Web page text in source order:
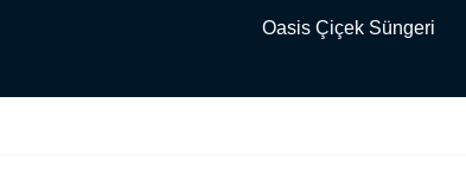
Oasis Çiçek Süngeri